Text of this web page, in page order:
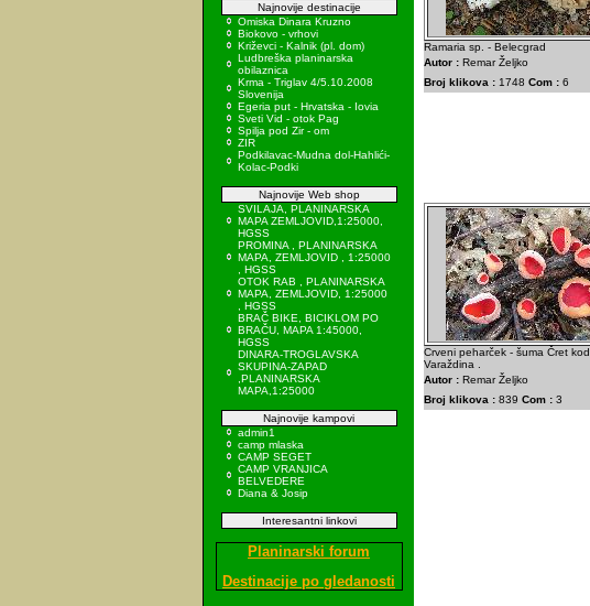
Najnovije destinacije
Omiska Dinara Kruzno
Biokovo - vrhovi
Križevci - Kalnik (pl. dom)
Ludbreška planinarska
obilaznica
Krma - Triglav 4/5.10.2008
Slovenija
Egeria put - Hrvatska - Iovia
Sveti Vid - otok Pag
Spilja pod Zir - om
ZIR
Podkilavac-Mudna dol-Hahlići-
Kolac-Podki
Najnovije Web shop
SVILAJA, PLANINARSKA
MAPA ZEMLJOVID,1:25000,
HGSS
PROMINA , PLANINARSKA
MAPA, ZEMLJOVID , 1:25000
, HGSS
OTOK RAB , PLANINARSKA
MAPA, ZEMLJOVID, 1:25000
, HGSS
BRAČ BIKE, BICIKLOM PO
BRAČU, MAPA 1:45000,
HGSS
DINARA-TROGLAVSKA
SKUPINA-ZAPAD
,PLANINARSKA
MAPA,1:25000
Najnovije kampovi
admin1
camp mlaska
CAMP SEGET
CAMP VRANJICA
BELVEDERE
Diana & Josip
Interesantni linkovi
Planinarski forum
Destinacije po gledanosti
Ramaria sp. - Belecgrad
Autor : Remar Željko
Broj klikova : 1748 Com : 6
Crveni peharček - šuma Čret kod
Varaždina .
Autor : Remar Željko
Broj klikova : 839 Com : 3